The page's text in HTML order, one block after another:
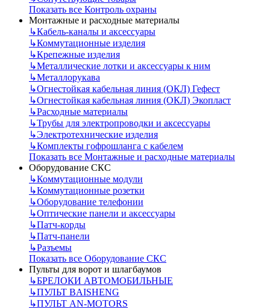
Показать все Контроль охраны
Монтажные и расходные материалы
↳Кабель-каналы и аксессуары
↳Коммутационные изделия
↳Крепежные изделия
↳Металлические лотки и аксессуары к ним
↳Металлорукава
↳Огнестойкая кабельная линия (ОКЛ) Гефест
↳Огнестойкая кабельная линия (ОКЛ) Экопласт
↳Расходные материалы
↳Трубы для электропроводки и аксессуары
↳Электротехнические изделия
↳Комплекты гофрошланга с кабелем
Показать все Монтажные и расходные материалы
Оборудование СКС
↳Коммутационные модули
↳Коммутационные розетки
↳Оборудование телефонии
↳Оптические панели и аксессуары
↳Патч-корды
↳Патч-панели
↳Разъемы
Показать все Оборудование СКС
Пульты для ворот и шлагбаумов
↳БРЕЛОКИ АВТОМОБИЛЬНЫЕ
↳ПУЛЬТ BAISHENG
↳ПУЛЬТ AN-MOTORS